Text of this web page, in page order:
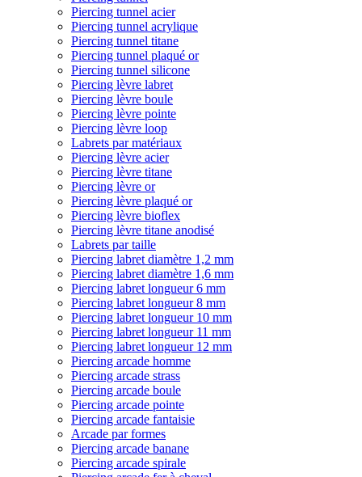
Piercing tunnel acier
Piercing tunnel acrylique
Piercing tunnel titane
Piercing tunnel plaqué or
Piercing tunnel silicone
Piercing lèvre labret
Piercing lèvre boule
Piercing lèvre pointe
Piercing lèvre loop
Labrets par matériaux
Piercing lèvre acier
Piercing lèvre titane
Piercing lèvre or
Piercing lèvre plaqué or
Piercing lèvre bioflex
Piercing lèvre titane anodisé
Labrets par taille
Piercing labret diamètre 1,2 mm
Piercing labret diamètre 1,6 mm
Piercing labret longueur 6 mm
Piercing labret longueur 8 mm
Piercing labret longueur 10 mm
Piercing labret longueur 11 mm
Piercing labret longueur 12 mm
Piercing arcade homme
Piercing arcade strass
Piercing arcade boule
Piercing arcade pointe
Piercing arcade fantaisie
Arcade par formes
Piercing arcade banane
Piercing arcade spirale